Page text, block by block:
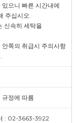
으니 빠른 시간내에
주십시오.
신속히 세탁을
쪽의 취급시 주의사항
규정에 따름
: 02-3663-3922